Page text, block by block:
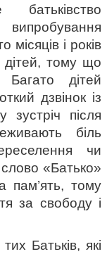
батьківство
місяців і років
тому що
дітей
дзвінок із
після
біль
чи
«Батько»
пам’ять, тому
за свободу і
Батьків, які